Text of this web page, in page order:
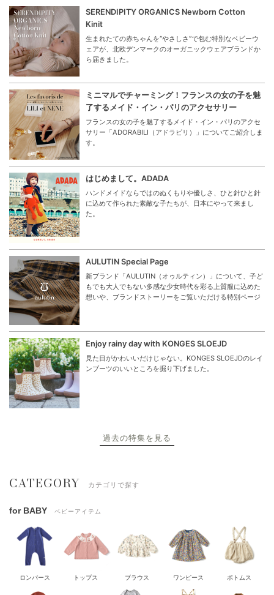
SERENDIPITY ORGANICS Newborn Cotton
Kinit
生まれたての赤ちゃんを“やさしさ”で包む特別なベビーウ
ェアが、北欧デンマークのオーガニックウェアブランドか
ら届きました。
ミニマルでチャーミング！フランスの女の子を魅
了するメイド・イン・パリのアクセサリー
フランスの女の子を魅了するメイド・イン・パリのアクセ
サリー「ADORABILI（アドラビリ）」についてご紹介しま
す。
はじめまして。ADADA
ハンドメイドならではのぬくもりや優しさ、ひと針ひと針
に込めて作られた素敵な子たちが、日本にやって来まし
た。
AULUTIN Special Page
新ブランド「AULUTIN（オゥルティン）」について、子ど
もでも大人でもない多感な少女時代を彩る上質服に込めた
想いや、ブランドストーリーをご覧いただける特別ページ
Enjoy rainy day with KONGES SLOEJD
見た目がかわいいだけじゃない。KONGES SLOEJDのレイ
ンブーツのいいところを掘り下げました。
過去の特集を見る
CATEGORY カテゴリで探す
for BABY ベビーアイテム
ロンパース トップス ブラウス ワンピース ボトムス